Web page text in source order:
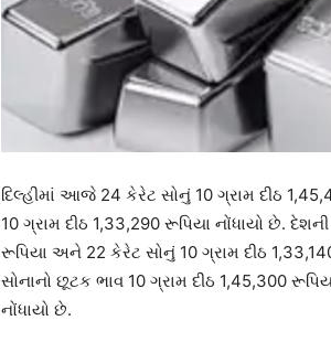
દિલ્હીમાં આજે 24 કેરેટ સોનું 10 ગ્રામ દીઠ
10 ગ્રામ દીઠ 1,33,290 રૂપિયા નોંધાયો છે.
રૂપિયા અને 22 કેરેટ સોનું 10 ગ્રામ દીઠ
સોનાનો છૂટક ભાવ 10 ગ્રામ દીઠ 1,45,300
નોંધાયો છે.